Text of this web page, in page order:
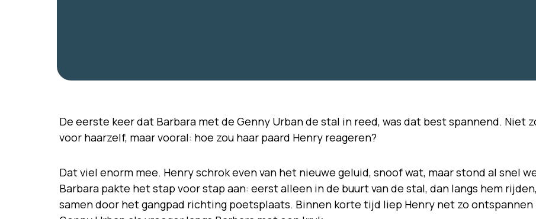
De eerste keer dat Barbara met de Genny Urban de stal in reed, was dat best spannend. Niet
voor haarzelf, maar vooral: hoe zou haar paard Henry reageren?
Dat viel enorm mee. Henry schrok even van het nieuwe geluid, snoof wat, maar stond al snel
Barbara pakte het stap voor stap aan: eerst alleen in de buurt van de stal, dan langs hem
samen door het gangpad richting poetsplaats. Binnen korte tijd liep Henry net zo ontspannen